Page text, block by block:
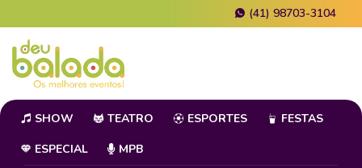
(41) 98703-3104
SHOW TEATRO ESPORTES FESTAS
ESPECIAL MPB